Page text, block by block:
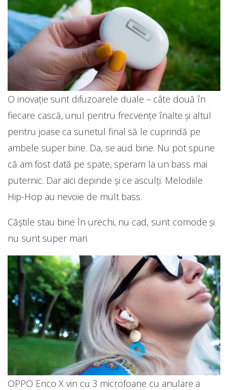
O inovație sunt difuzoarele duale – câte două în
fiecare cască, unul pentru frecvențe înalte și altul
pentru joase ca sunetul final să le cuprindă pe
ambele super bine. Da, se aud bine. Nu pot spune
că am fost dată pe spate, speram la un bass mai
puternic. Dar aici depinde și ce asculți. Melodiile
Hip-Hop au nevoie de mult bass.
Căștile stau bine în urechi, nu cad, sunt comode și
nu sunt super mari.
OPPO Enco X vin cu 3 microfoane cu anulare a